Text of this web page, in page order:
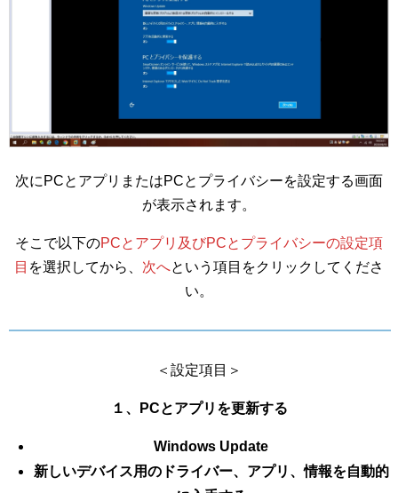
次にPCとアプリまたはPCとプライバシーを設定する画面
が表示されます。
そこで以下のPCとアプリ及びPCとプライバシーの設定項
目 を選択してから、 次へという項目をクリックしてくださ
い。
＜設定項目＞
１、PCとアプリを更新する
Windows Update
新しいデバイス用のドライバー、アプリ、情報を自動的